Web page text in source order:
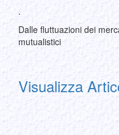
.
Dalle fluttuazioni dei
mutualistici
Visualizza